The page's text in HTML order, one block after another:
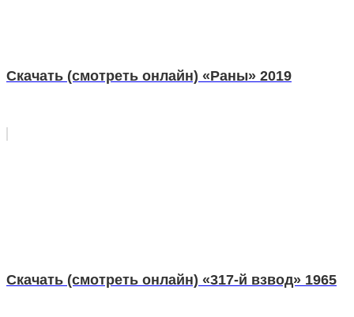
Скачать (смотреть онлайн) «Раны» 2019
Скачать (смотреть онлайн) «317-й взвод» 1965